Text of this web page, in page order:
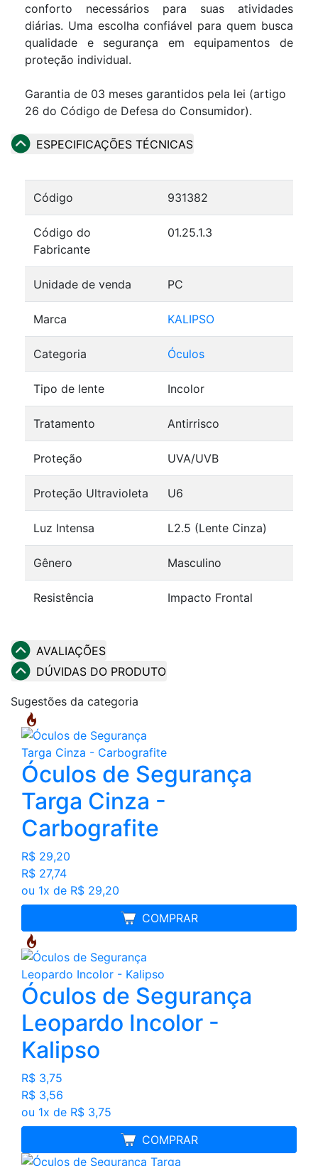
conforto necessários para suas atividades
diárias. Uma escolha confiável para quem busca
qualidade e segurança em equipamentos de
proteção individual.
Garantia de 03 meses garantidos pela lei (artigo
26 do Código de Defesa do Consumidor).
ESPECIFICAÇÕES TÉCNICAS
Código 931382
Código do
Fabricante
01.25.1.3
Unidade de venda PC
Marca KALIPSO
Categoria Óculos
Tipo de lente Incolor
Tratamento Antirrisco
Proteção UVA/UVB
Proteção Ultravioleta U6
Luz Intensa L2.5 (Lente Cinza)
Gênero Masculino
Resistência Impacto Frontal
AVALIAÇÕES
DÚVIDAS DO PRODUTO
Sugestões da categoria
Óculos de Segurança
Targa Cinza -
Carbografite
R$ 29,20
R$ 27,74
ou 1x de R$ 29,20
COMPRAR
MELHOR PREÇO
Óculos de Segurança
Leopardo Incolor -
Kalipso
R$ 3,75
R$ 3,56
ou 1x de R$ 3,75
COMPRAR
MELHOR PREÇO